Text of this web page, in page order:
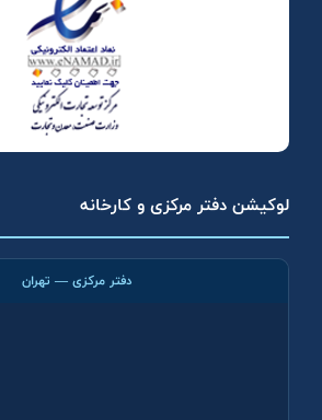
لوکیشن دفتر مرکزی و کارخانه
دفتر مرکزی — تهران